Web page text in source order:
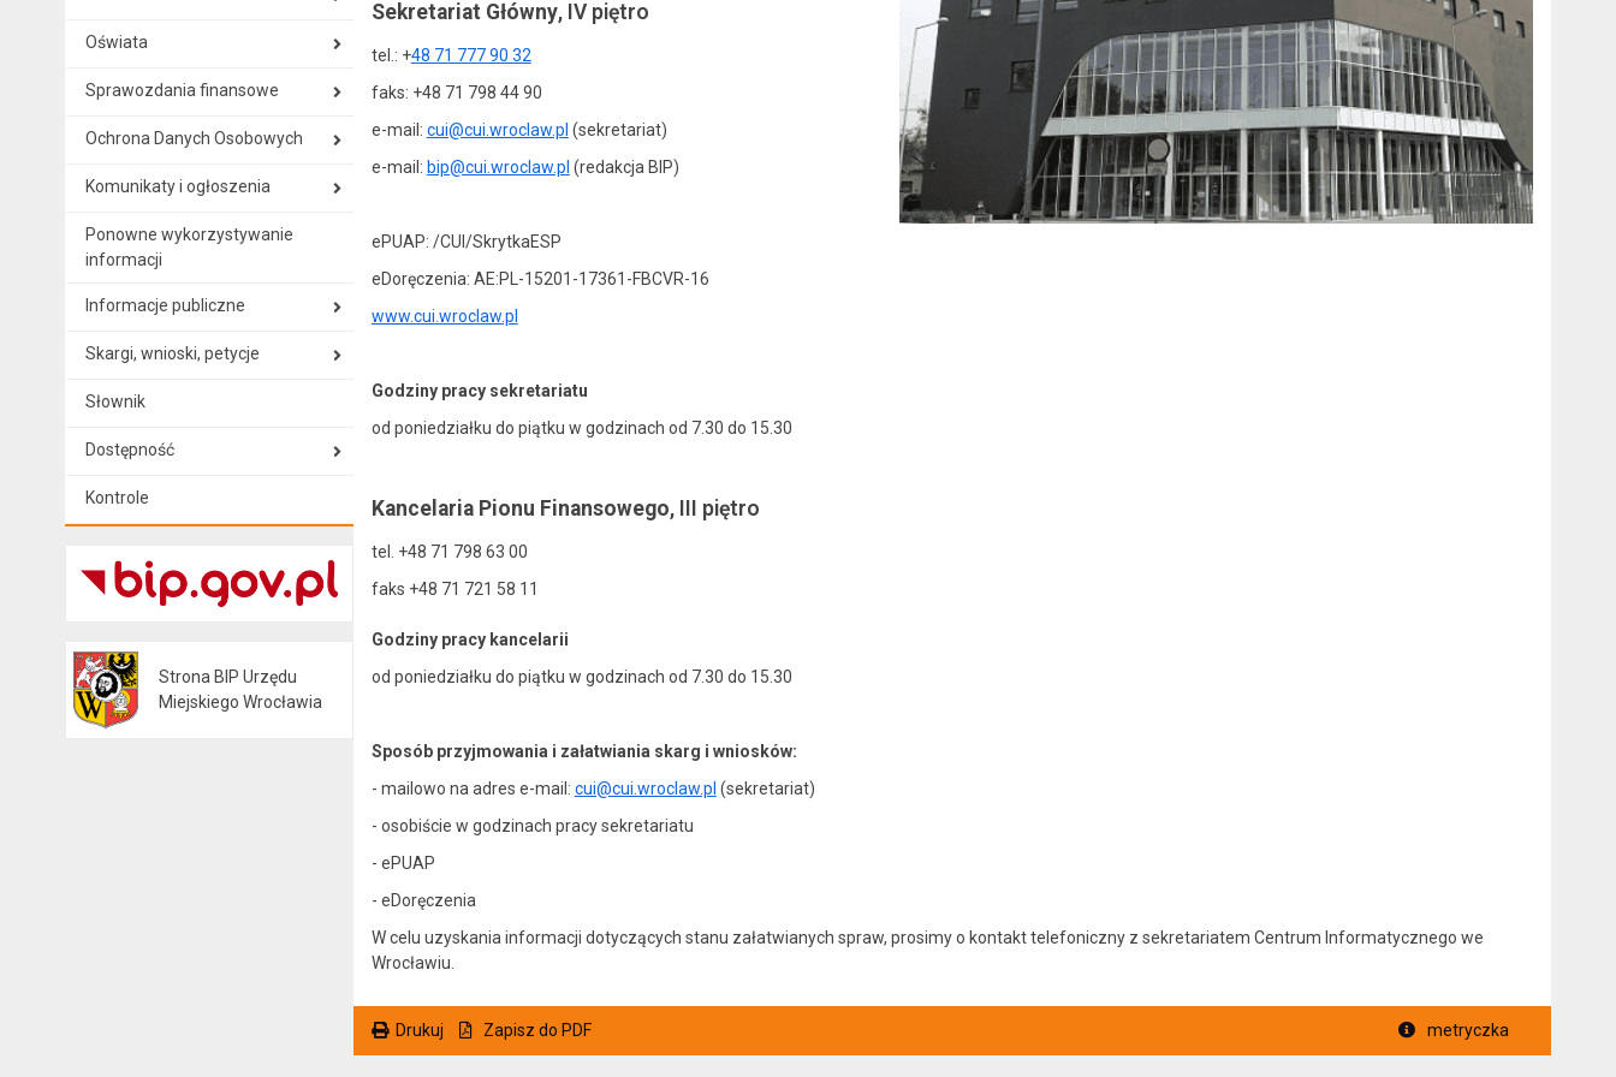
Oświata
Sprawozdania finansowe
Ochrona Danych Osobowych
Komunikaty i ogłoszenia
Ponowne wykorzystywanie
informacji
Informacje publiczne
Skargi, wnioski, petycje
Słownik
Dostępność
Kontrole
Strona BIP Urzędu
Miejskiego Wrocławia
Sekretariat Główny, IV piętro
tel.: +48 71 777 90 32
faks: +48 71 798 44 90
e-mail: cui@cui.wroclaw.pl (sekretariat)
e-mail: bip@cui.wroclaw.pl (redakcja BIP)
ePUAP: /CUI/SkrytkaESP
eDoręczenia: AE:PL-15201-17361-FBCVR-16
www.cui.wroclaw.pl
Godziny pracy sekretariatu
od poniedziałku do piątku w godzinach od 7.30 do 15.30
Kancelaria Pionu Finansowego, III piętro
tel. +48 71 798 63 00
faks +48 71 721 58 11
Godziny pracy kancelarii
od poniedziałku do piątku w godzinach od 7.30 do 15.30
Sposób przyjmowania i załatwiania skarg i wniosków:
- mailowo na adres e-mail: cui@cui.wroclaw.pl (sekretariat)
- osobiście w godzinach pracy sekretariatu
- ePUAP
- eDoręczenia
W celu uzyskania informacji dotyczących stanu załatwianych spraw, prosimy o kontakt telefoniczny z sekretariatem Centrum Informatycznego we
Wrocławiu.
Drukuj Zapisz do PDF metryczka